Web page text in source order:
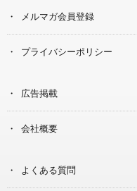
メルマガ会員登録
プライバシーポリシー
広告掲載
会社概要
よくある質問